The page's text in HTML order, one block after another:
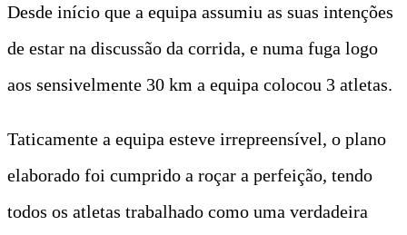
Desde início que a equipa assumiu as suas intenções
de estar na discussão da corrida, e numa fuga logo
aos sensivelmente 30 km a equipa colocou 3 atletas.
Taticamente a equipa esteve irrepreensível, o plano
elaborado foi cumprido a roçar a perfeição, tendo
todos os atletas trabalhado como uma verdadeira